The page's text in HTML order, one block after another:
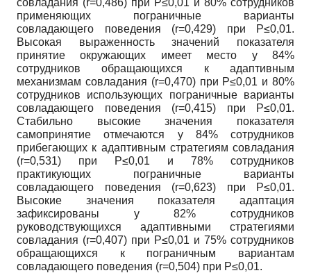
совладания (r=0,486) при P≤0,01 и 80% сотрудников
применяющих пограничные варианты
совладающего поведения (r=0,429) при P≤0,01.
Высокая выраженность значений показателя
принятие окружающих имеет место у 84%
сотрудников обращающихся к адаптивным
механизмам совладания (r=0,470) при P≤0,01 и 80%
сотрудников использующих пограничные варианты
совладающего поведения (r=0,415) при P≤0,01.
Стабильно высокие значения показателя
самопринятие отмечаются у 84% сотрудников
прибегающих к адаптивным стратегиям совладания
(r=0,531) при P≤0,01 и 78% сотрудников
практикующих пограничные варианты
совладающего поведения (r=0,623) при P≤0,01.
Высокие значения показателя адаптация
зафиксированы у 82% сотрудников
руководствующихся адаптивными стратегиями
совладания (r=0,407) при P≤0,01 и 75% сотрудников
обращающихся к пограничным вариантам
совладающего поведения (r=0,504) при P≤0,01.